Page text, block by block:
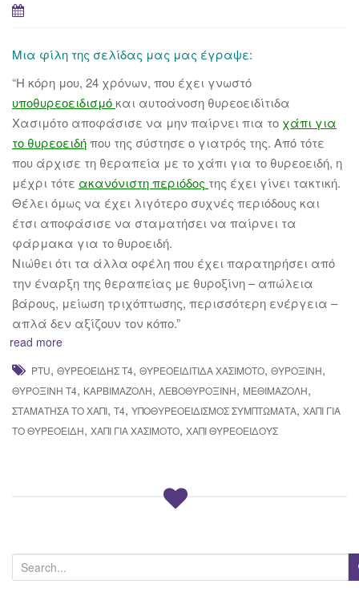
Μια φίλη της σελίδας μας μας έγραψε:
“Η κόρη μου, 24 χρόνων, που έχει γνωστό
υποθυρεοειδισμό και αυτοάνοση θυρεοειδίτιδα
Χασιμότο αποφάσισε να μην παίρνει πια το χάπι για
το θυρεοειδήπου της σύστησε ο γιατρός της. Από τότε
που άρχισε τη θεραπεία με το χάπι για το θυρεοειδή, η
μέχρι τότε ακανόνιστη περιόδος της έχει γίνει τακτική.
Θέλει όμως να έχει λιγότερο συχνές περιόδους και
έτσι αποφάσισε να σταματήσει να παίρνει τα
φάρμακα για το θυροειδή.
Νιώθει ότι τα άλλα οφέλη που έχει παρατηρήσει από
την έναρξη της θεραπείας με θυροξίνη – απώλεια
βάρους, μείωση τριχόπτωσης, περισσότερη ενέργεια –
απλά δεν αξίζουν τον κόπο.”
read more
PTU, ΘΥΡΕΟΕΙΔΉΣ Τ4, ΘΥΡΕΟΕΙΔΊΤΙΔΑ ΧΑΣΙΜΟΤΟ, ΘΥΡΟΞΊΝΗ,
ΘΥΡΟΞΊΝΗ Τ4, ΚΑΡΒΙΜΑΖΌΛΗ, ΛΕΒΟΘΥΡΟΞΊΝΗ, ΜΕΘΙΜΑΖΌΛΗ,
ΣΤΑΜΑΤΗΣΑ ΤΟ ΧΆΠΙ, Τ4, ΥΠΟΘΥΡΕΟΕΙΔΙΣΜΌΣ ΣΥΜΠΤΏΜΑΤΑ, ΧΆΠΙ ΓΙΑ
ΤΟ ΘΥΡΕΟΕΙΔΉ, ΧΆΠΙ ΓΙΑ ΧΑΣΙΜΟΤΟ, ΧΆΠΙ ΘΥΡΕΟΕΙΔΟΎΣ
e